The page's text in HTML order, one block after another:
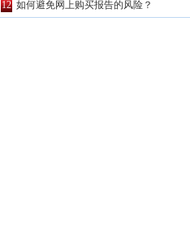
家原创的报告产品？
12 如何避免网上购买报告的风险？